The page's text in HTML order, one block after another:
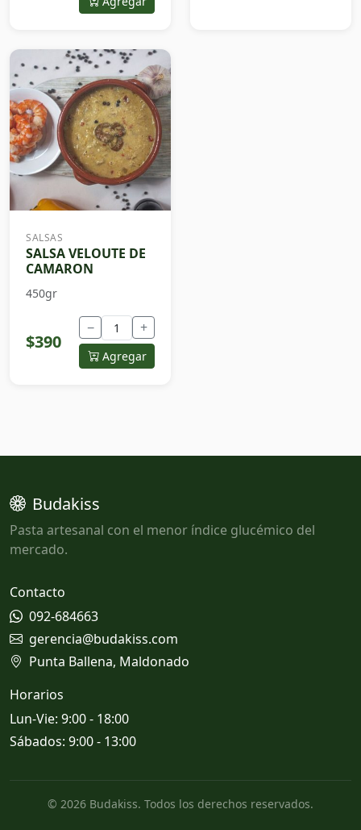
SALSAS
SALSA VELOUTE DE
CAMARON
450gr
$390
− +
Agregar
Budakiss
Pasta artesanal con el menor índice glucémico del
mercado.
Contacto
092-684663
gerencia@budakiss.com
Punta Ballena, Maldonado
Horarios
Lun-Vie: 9:00 - 18:00
Sábados: 9:00 - 13:00
© 2026 Budakiss. Todos los derechos reservados.